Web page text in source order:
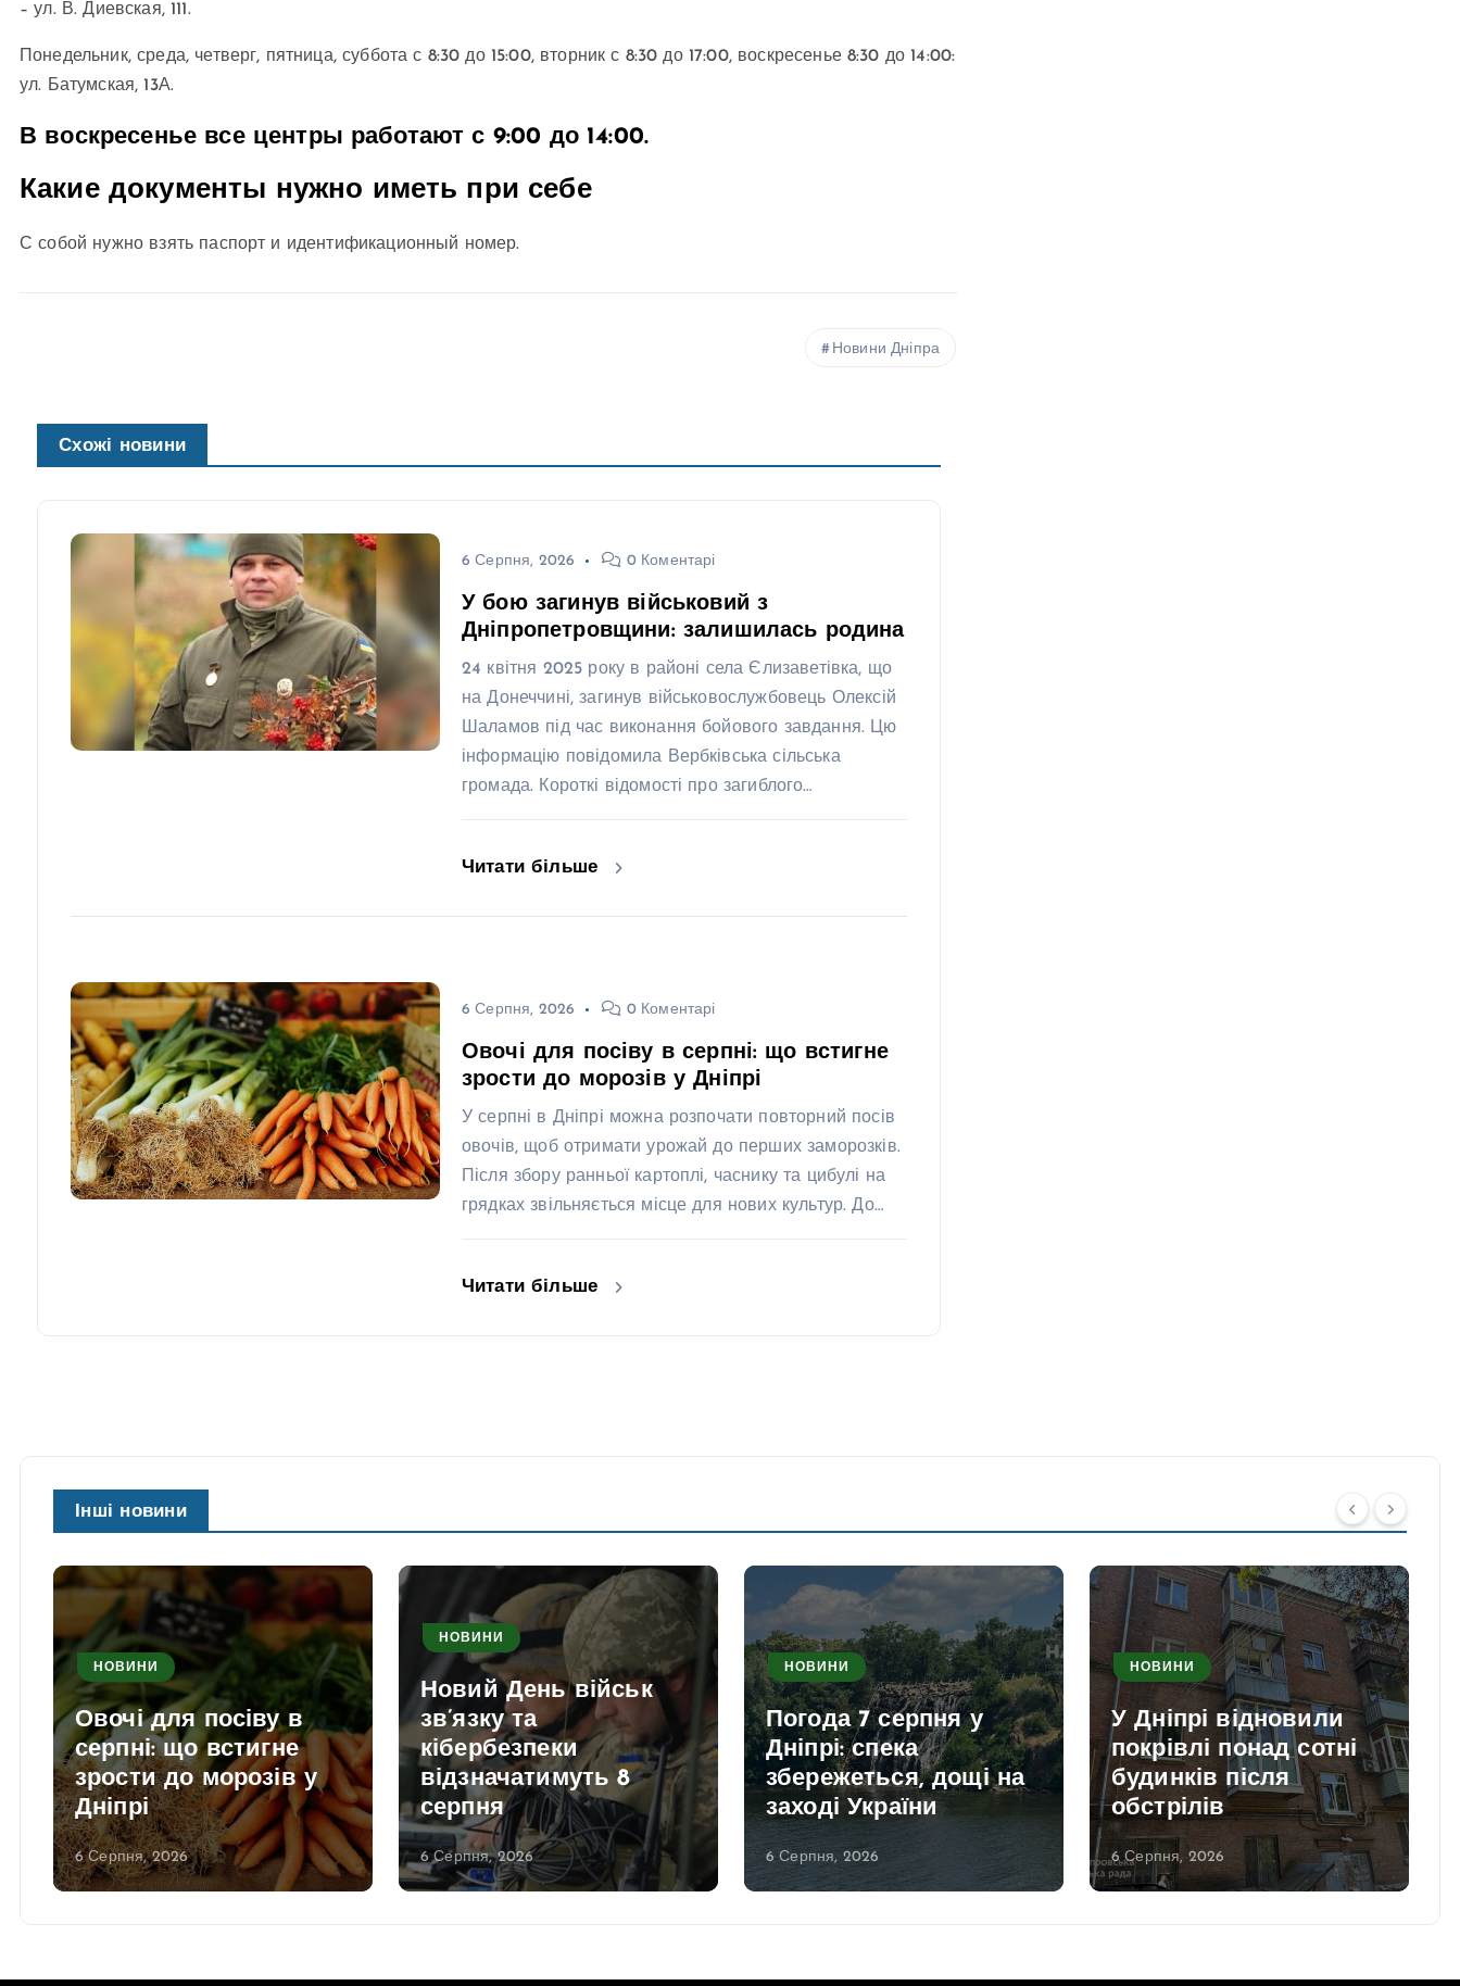
– ул. В. Диевская, 111.
Понедельник, среда, четверг, пятница, суббота с 8:30 до 15:00, вторник с 8:30 до 17:00, воскресенье 8:30 до 14:00:
ул. Батумская, 13А.
В воскресенье все центры работают с 9:00 до 14:00.
Какие документы нужно иметь при себе
С собой нужно взять паспорт и идентификационный номер.
Новини Дніпра
Схожі новини
6 Серпня, 2026 0 Коментарі
У бою загинув військовий з
Дніпропетровщини: залишилась родина
24 квітня 2025 року в районі села Єлизаветівка, що
на Донеччині, загинув військовослужбовець Олексій
Шаламов під час виконання бойового завдання. Цю
інформацію повідомила Вербківська сільська
громада. Короткі відомості про загиблого…
Читати більше
6 Серпня, 2026 0 Коментарі
Овочі для посіву в серпні: що встигне
зрости до морозів у Дніпрі
У серпні в Дніпрі можна розпочати повторний посів
овочів, щоб отримати урожай до перших заморозків.
Після збору ранньої картоплі, часнику та цибулі на
грядках звільняється місце для нових культур. До…
Читати більше
Інші новини
НОВИНИ
Овочі для посіву в
серпні: що встигне
зрости до морозів у
Дніпрі
6 Серпня, 2026
НОВИНИ
Новий День військ
зв’язку та
кібербезпеки
відзначатимуть 8
серпня
6 Серпня, 2026
НОВИНИ
Погода 7 серпня у
Дніпрі: спека
збережеться, дощі на
заході України
6 Серпня, 2026
НОВИНИ
У Дніпрі відновили
покрівлі понад сотні
будинків після
обстрілів
6 Серпня, 2026